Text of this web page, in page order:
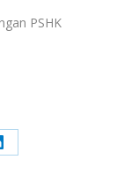
PSHK